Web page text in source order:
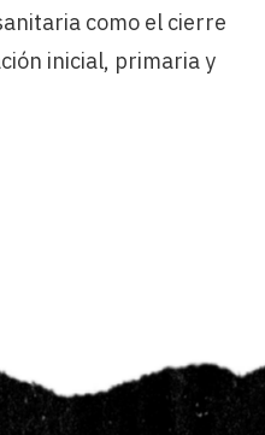
como el cierre
inicial, primaria y